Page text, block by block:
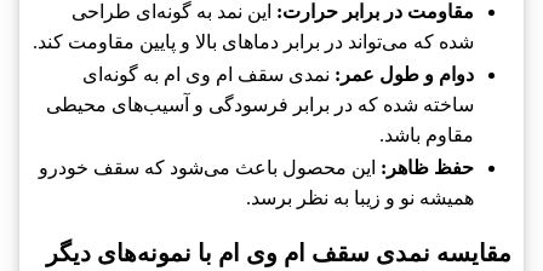
مقاومت در برابر حرارت: این نمد به گونه‌ای طراحی
شده که می‌تواند در برابر دماهای بالا و پایین مقاومت کند.
دوام و طول عمر: نمدی سقف ام وی ام به گونه‌ای
ساخته شده که در برابر فرسودگی و آسیب‌های محیطی
مقاوم باشد.
حفظ ظاهر: این محصول باعث می‌شود که سقف خودرو
همیشه نو و زیبا به نظر برسد.
مقایسه نمدی سقف ام وی ام با نمونه‌های دیگر